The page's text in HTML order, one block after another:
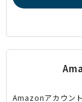
Amazonアカウン